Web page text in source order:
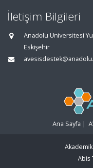
İletişim Bilgileri
Anadolu Üniversitesi
Eskişehir
Ana Sayfa |
Abis